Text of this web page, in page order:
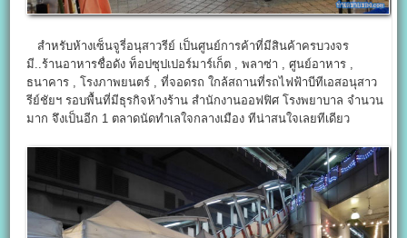
สำหรับห้างเซ็นจูรี่อนุสาวรีย์ เป็นศูนย์การค้าที่มีสินค้าครบวงจร
มี..ร้านอาหารชื่อดัง ท็อปซุปเปอร์มาร์เก็ต , พลาซ่า , ศูนย์อาหาร ,
ธนาคาร , โรงภาพยนตร์ , ที่จอดรถ ใกล้สถานที่รถไฟฟ้าบีทีเอสอนุสาว
รีย์ชัยฯ รอบพื้นที่มีธุรกิจห้างร้าน สำนักงานออฟฟิศ โรงพยาบาล จำนวน
มาก จึงเป็นอีก 1 ตลาดนัดทำเลใจกลางเมือง ทีน่าสนใจเลยทีเดียว